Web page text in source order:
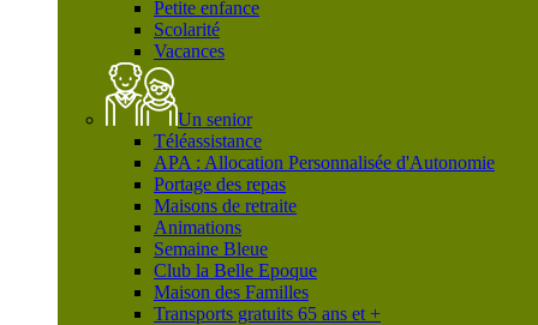
Petite enfance
Scolarité
Vacances
Un senior
Téléassistance
APA : Allocation Personnalisée d'Autonomie
Portage des repas
Maisons de retraite
Animations
Semaine Bleue
Club la Belle Epoque
Maison des Familles
Transports gratuits 65 ans et +